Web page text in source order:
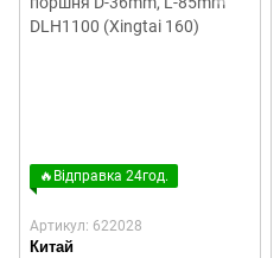
🔥Відправка 24год.
Артикул: 622028
Китай